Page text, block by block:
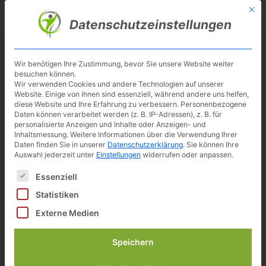
Skip
Besuche meinen Youtube-Kanal ▶︎
Sportstech sBike Lite im Test
Armin Lenz • Aktualisiert: 17. Juni 2025 •
Mit
Datenschutzeinstellungen
Wir benötigen Ihre Zustimmung, bevor Sie unsere Website weiter
besuchen können.
Wir verwenden Cookies und andere Technologien auf unserer
Website. Einige von ihnen sind essenziell, während andere uns helfen,
diese Website und Ihre Erfahrung zu verbessern. Personenbezogene
Daten können verarbeitet werden (z. B. IP-Adressen), z. B. für
personalisierte Anzeigen und Inhalte oder Anzeigen- und
Inhaltsmessung. Weitere Informationen über die Verwendung Ihrer
Daten finden Sie in unserer Datenschutzerklärung. Sie können Ihre
Auswahl jederzeit unter Einstellungen widerrufen oder anpassen.
Es folgt eine Liste der Service-Gruppen, für die eine
Essenziell
Statistiken
Externe Medien
Speichern